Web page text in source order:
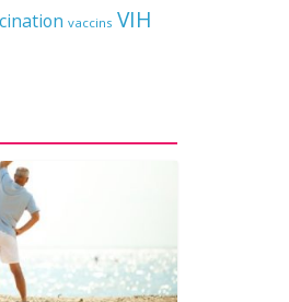
vaccins VIH